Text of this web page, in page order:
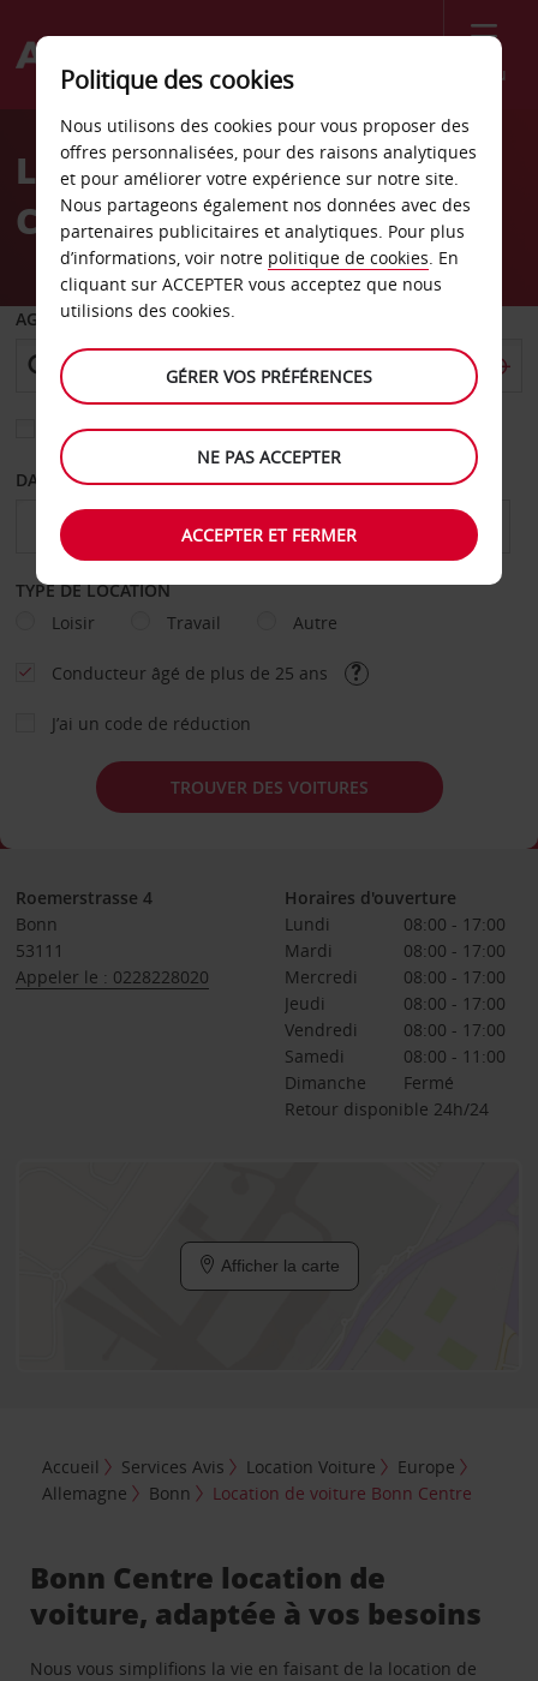
Menu
Welcome
AvisLocation de voiture Bonn
Centre
AGENCE DE DÉPART
Sélectionnez une autre agence de retour
DATE DE DÉPART DATE DE RETOUR
TYPE DE LOCATION
Loisir
Travail Autre
Conducteur âgé de plus de 25 ans
J’ai un code de réduction
TROUVER DES VOITURES
Roemerstrasse 4
Bonn
53111
Appeler le : 0228228020
Horaires d'ouverture
Lundi
08:00 - 17:00
Mardi
08:00 - 17:00
Mercredi
08:00 - 17:00
Jeudi
08:00 - 17:00
Vendredi
08:00 - 17:00
Samedi
08:00 - 11:00
Dimanche
Fermé
Retour disponible 24h/24
Afficher la carte
Accueil Services Avis Location Voiture
Europe
Allemagne
Bonn Location de voiture Bonn Centre
Bonn Centre location de
voiture, adaptée à vos besoins
Nous vous simplifions la vie en faisant de la location de
Politique des cookies
Nous utilisons des cookies pour vous proposer des
offres personnalisées, pour des raisons analytiques
et pour améliorer votre expérience sur notre site.
Nous partageons également nos données avec des
partenaires publicitaires et analytiques. Pour plus
d’informations, voir notre politique de cookies. En
cliquant sur ACCEPTER vous acceptez que nous
utilisions des cookies.
GÉRER VOS PRÉFÉRENCES
NE PAS ACCEPTER
ACCEPTER ET FERMER